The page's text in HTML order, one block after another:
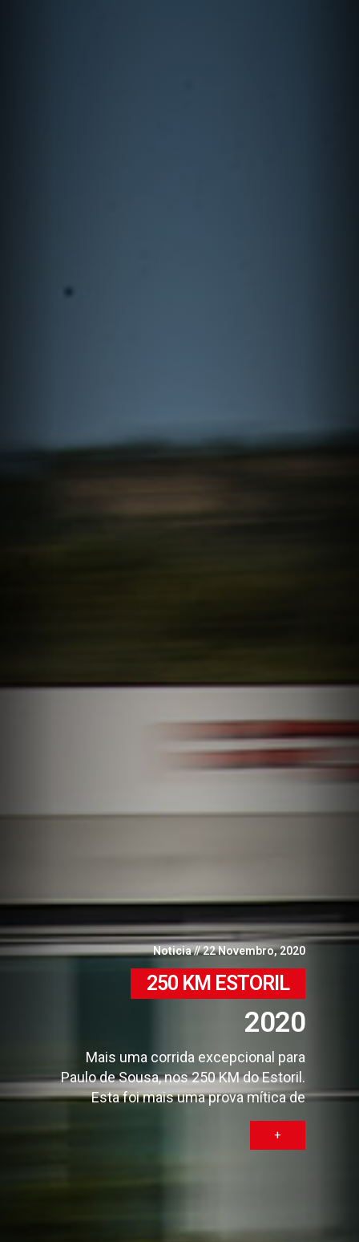
Noticia//22 Novembro, 2020
250 KM ESTORIL
2020
Mais uma corrida excepcional para
Paulo de Sousa, nos 250 KM do Estoril.
Esta foi mais uma prova mítica de
encerramento da época, com partida
simbólica “ao estilo Le Mans”.
+